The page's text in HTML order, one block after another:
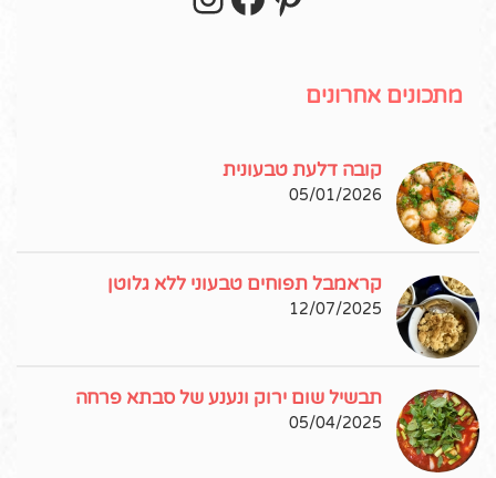
מתכונים אחרונים
קובה דלעת טבעונית
05/01/2026
קראמבל תפוחים טבעוני ללא גלוטן
12/07/2025
תבשיל שום ירוק ונענע של סבתא פרחה
05/04/2025